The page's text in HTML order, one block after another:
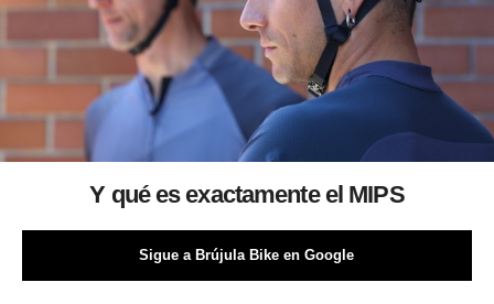
Y qué es exactamente el MIPS
Sigue a Brújula Bike en Google